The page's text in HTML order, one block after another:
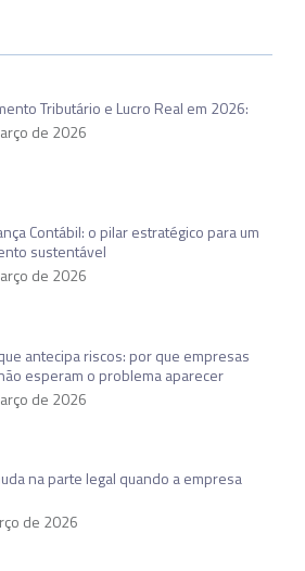
Tributário e Lucro Real em 2026:
de 2026
Contábil: o pilar estratégico para um
sustentável
de 2026
antecipa riscos: por que empresas
esperam o problema aparecer
de 2026
na parte legal quando a empresa
de 2026